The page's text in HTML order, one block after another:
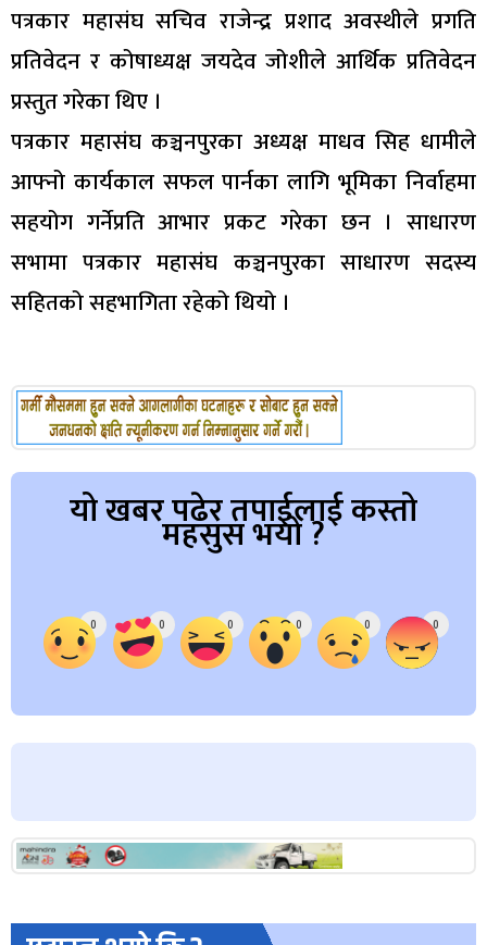
पत्रकार महासंघ सचिव राजेन्द्र प्रशाद अवस्थीले प्रगति
प्रतिवेदन र कोषाध्यक्ष जयदेव जोशीले आर्थिक प्रतिवेदन
प्रस्तुत गरेका थिए ।
पत्रकार महासंघ कञ्चनपुरका अध्यक्ष माधव सिह धामीले
आफ्नो कार्यकाल सफल पार्नका लागि भूमिका निर्वाहमा
सहयोग गर्नेप्रति आभार प्रकट गरेका छन । साधारण
सभामा पत्रकार महासंघ कञ्चनपुरका साधारण सदस्य
सहितको सहभागिता रहेको थियो ।
यो खबर पढेर तपाईलाई कस्तो
महसुस भयो ?
0 0 0 0 0 0